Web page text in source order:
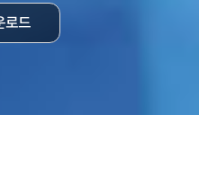
로드